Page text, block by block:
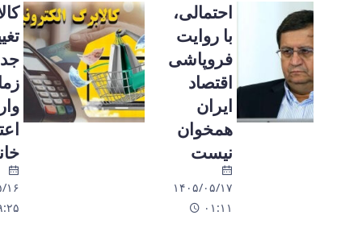
احتمالی،
با روایت
فروپاشی
اقتصاد
ایران
همخوان
۱۴۰۵/۰۵/۱۷
کالابرگ؛
تغییرات
جدید
زمان‌بندی
واریز
اعتبار
خانوارها
۱۴۰۵/۰۵/۱۶